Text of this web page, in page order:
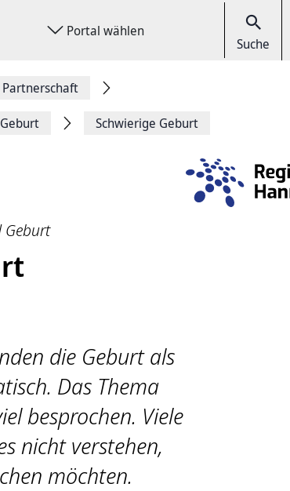
Portal wählen
Suche
Schwierige Geburt
Geburt
die Geburt als
Das Thema
besprochen. Viele
nicht verstehen,
möchten.